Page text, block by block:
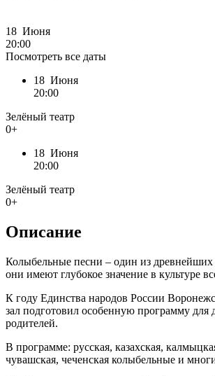
18 Июня
20:00
Посмотреть все даты
18 Июня
20:00
Зелёный театр
0+
18 Июня
20:00
Зелёный театр
0+
Описание
Колыбельные песни – один из
они имеют глубокое значение в культуре
К году Единства народов России
зал подготовил особенную программу для
родителей.
В программе: русская, казахская,
чувашская, чеченская колыбельные и